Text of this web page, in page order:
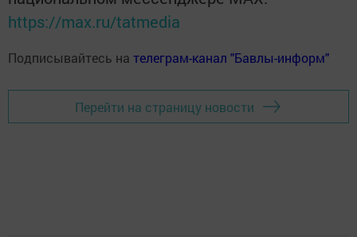
https://max.ru/tatmedia
Подписывайтесь на телеграм-канал "Бавлы-информ"
Перейти на страницу новости